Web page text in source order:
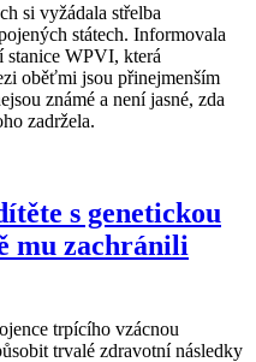
si vyžádala střelba
státech. Informovala
stanice WPVI, která
oběťmi jsou přinejmenším
známé a není jasné, zda
zadržela.
s genetickou
mu zachránili
trpícího vzácnou
trvalé zdravotní následky